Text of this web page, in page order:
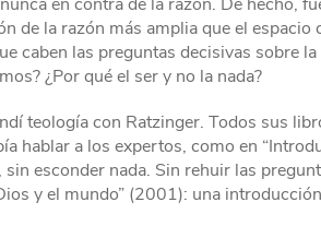
de la razón más amplia que el
caben las preguntas decisivas sobre
¿Por qué el ser y no la nada?
teología con Ratzinger. Todos sus
hablar a los expertos, como en
esconder nada. Sin rehuir las
y el mundo” (2001): una